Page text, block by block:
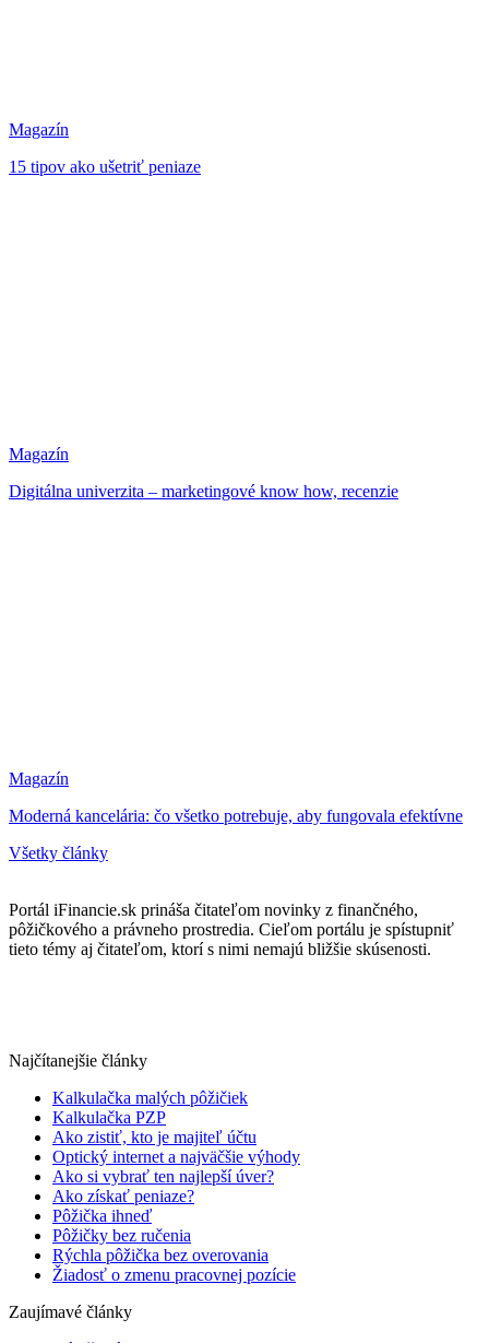
Magazín
15 tipov ako ušetriť peniaze
Magazín
Digitálna univerzita – marketingové know how, recenzie
Magazín
Moderná kancelária: čo všetko potrebuje, aby fungovala efektívne
Všetky články
Portál iFinancie.sk prináša čitateľom novinky z finančného,
pôžičkového a právneho prostredia. Cieľom portálu je spístupniť
tieto témy aj čitateľom, ktorí s nimi nemajú bližšie skúsenosti.
Najčítanejšie články
Kalkulačka malých pôžičiek
Kalkulačka PZP
Ako zistiť, kto je majiteľ účtu
Optický internet a najväčšie výhody
Ako si vybrať ten najlepší úver?
Ako získať peniaze?
Pôžička ihneď
Pôžičky bez ručenia
Rýchla pôžička bez overovania
Žiadosť o zmenu pracovnej pozície
Zaujímavé články